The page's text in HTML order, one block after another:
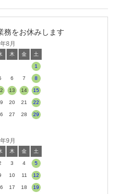
をお休みします
8月
木 金 土
1
6 7 8
13 14 15
20 21 22
27 28 29
9月
木 金 土
3 4 5
10 11 12
17 18 19